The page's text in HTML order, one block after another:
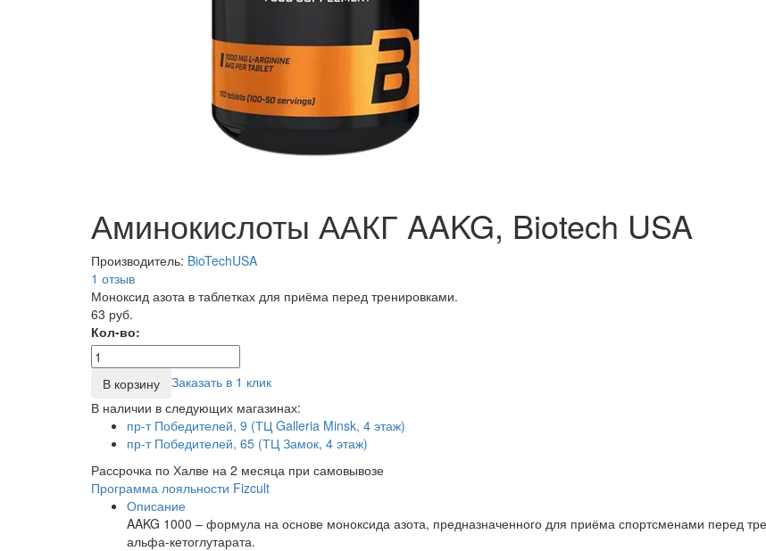
Аминокислоты ААКГ AAKG, Biotech USA
Производитель: BioTechUSA
1 отзыв
Моноксид азота в таблетках для приёма перед тренировками.
63 руб.
Кол-во:
В корзину
Заказать в 1 клик
В наличии в следующих магазинах:
пр-т Победителей, 9 (ТЦ Galleria Minsk, 4 этаж)
пр-т Победителей, 65 (ТЦ Замок, 4 этаж)
Рассрочка по Халве на 2 месяца при самовывозе
Программа лояльности Fizcult
Описание
AAKG 1000 – формула на основе моноксида азота, предназначенного для приёма спортсменами перед
альфа-кетоглутарата.